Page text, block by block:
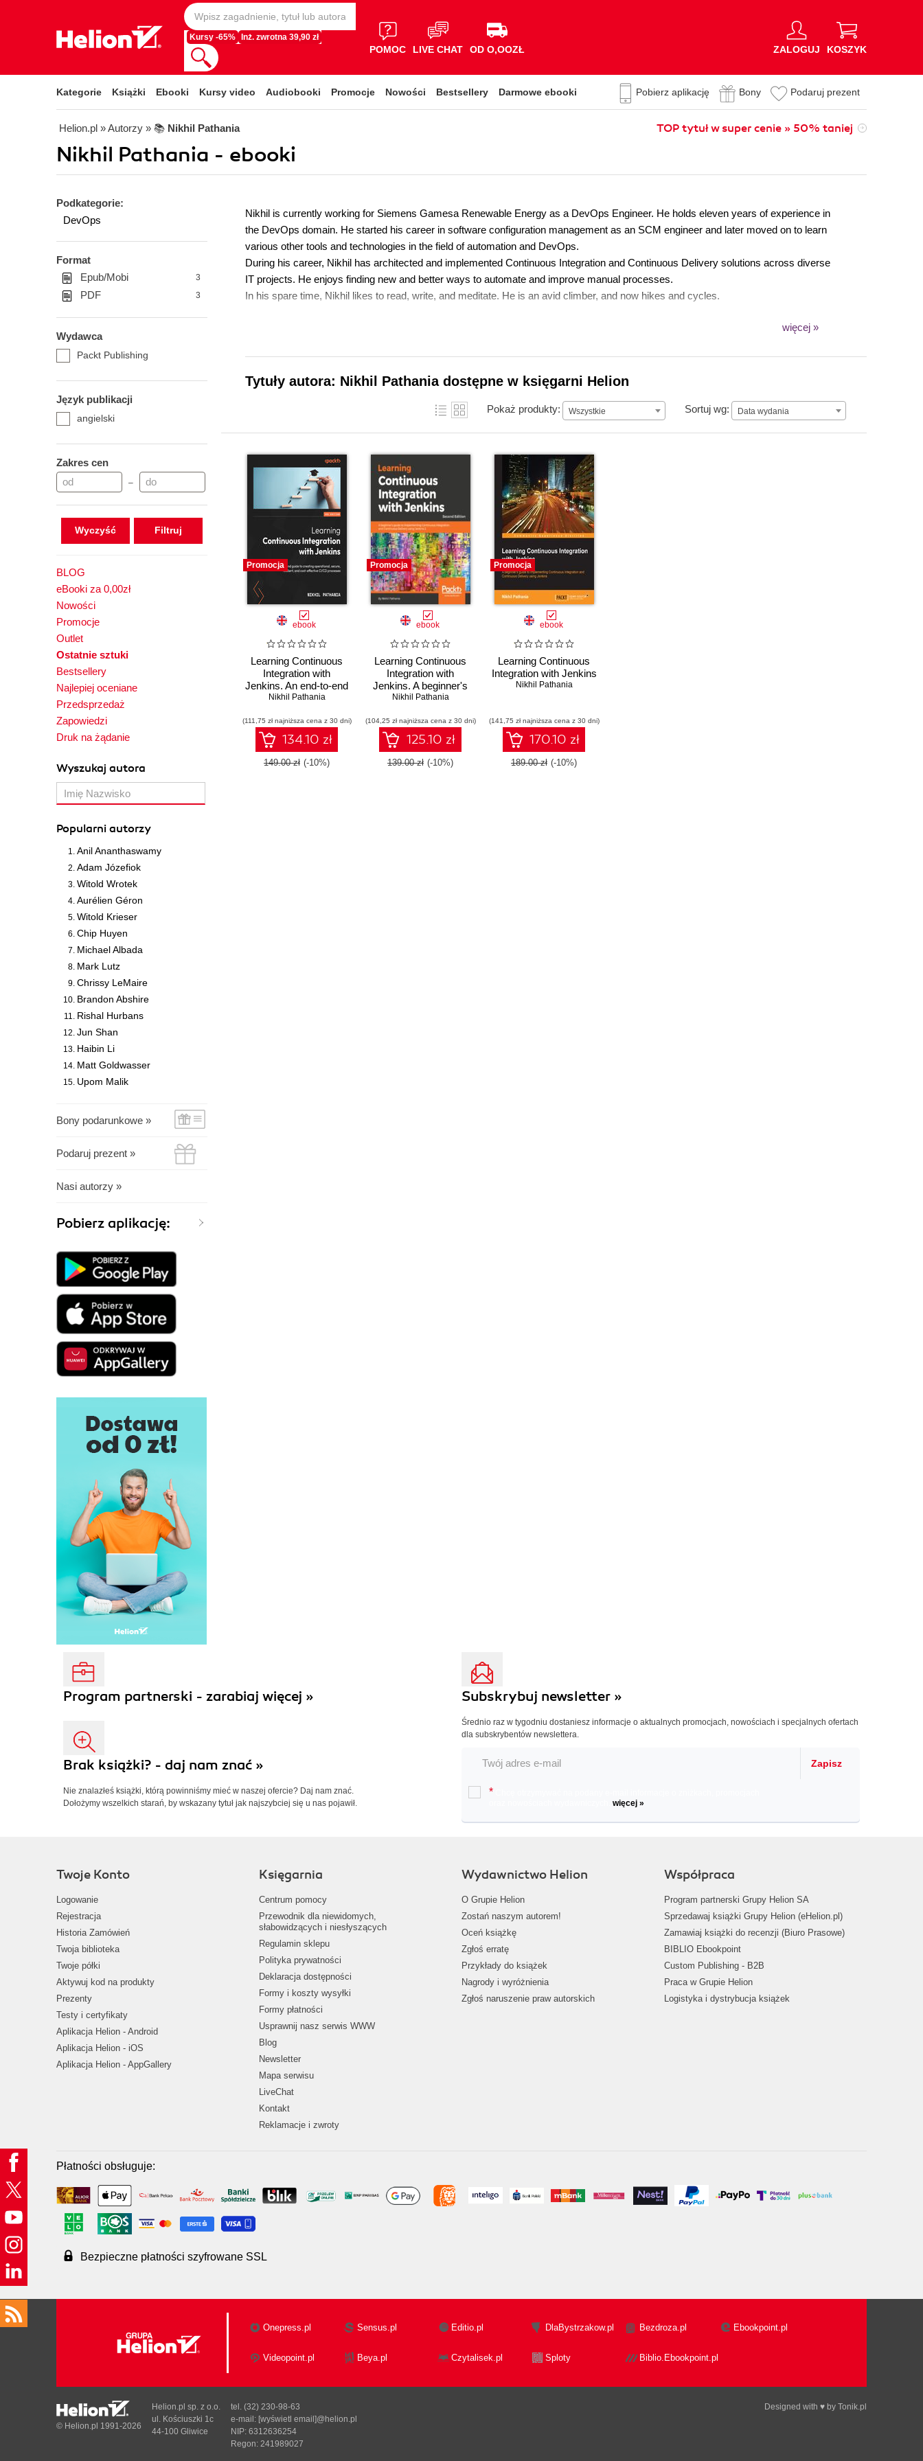
Kursy -65% Inż. zwrotna 39,90 zł
POMOC LIVE CHAT OD O,OOZŁ ZALOGUJ KOSZYK
Kategorie Książki Ebooki Kursy video Audiobooki Promocje Nowości Bestsellery Darmowe ebooki Pobierz aplikację Bony Podaruj prezent
Helion.pl » Autorzy » 📚 Nikhil Pathania TOP tytuł w super cenie » 50% taniej
Nikhil Pathania - ebooki
Podkategorie:
DevOps
Format
Epub/Mobi
3
PDF 3
Wydawca
Packt Publishing
Język publikacji
angielski
Zakres cen
–
Wyczyść
BLOG
eBooki za 0,00zł
Nowości
Promocje
Outlet
Ostatnie sztuki
Bestsellery
Najlepiej oceniane
Przedsprzedaż
Zapowiedzi
Druk na żądanie
Wyszukaj autora
Popularni autorzy
Anil Ananthaswamy
Adam Józefiok
Witold Wrotek
Aurélien Géron
Witold Krieser
Chip Huyen
Michael Albada
Mark Lutz
Chrissy LeMaire
Brandon Abshire
Rishal Hurbans
Jun Shan
Haibin Li
Matt Goldwasser
Upom Malik
Bony podarunkowe »
Podaruj prezent »
Nasi autorzy »
Pobierz aplikację:
Nikhil is currently working for Siemens Gamesa Renewable Energy as a DevOps Engineer. He holds eleven years of experience in
the DevOps domain. He started his career in software configuration management as an SCM engineer and later moved on to learn
various other tools and technologies in the field of automation and DevOps.
During his career, Nikhil has architected and implemented Continuous Integration and Continuous Delivery solutions across diverse
IT projects. He enjoys finding new and better ways to automate and improve manual processes.
In his spare time, Nikhil likes to read, write, and meditate. He is an avid climber, and now hikes and cycles.
więcej »
Tytuły autora: Nikhil Pathania dostępne w księgarni Helion
Pokaż produkty: Wszystkie Sortuj wg: Data wydania
Data wydania
Promocja
ebook
Learning Continuous
Integration with
Jenkins. An end-to-end
guide to creating
resilient, and cost-
effective CI/CD
processes - Third
Edition
Nikhil Pathania
(111,75 zł najniższa cena z 30 dni)
134.10 zł
149.00 zł (-10%)
Promocja
ebook
Learning Continuous
Integration with
Jenkins. A beginner's
guide to implementing
and Continuous
Delivery using Jenkins
2 - Second Edition
Nikhil Pathania
(104,25 zł najniższa cena z 30 dni)
125.10 zł
139.00 zł (-10%)
Promocja
ebook
Learning Continuous
Integration with Jenkins
Nikhil Pathania
(141,75 zł najniższa cena z 30 dni)
170.10 zł
189.00 zł (-10%)
Program partnerski - zarabiaj więcej »
Brak książki? - daj nam znać »
Nie znalazłeś książki, którą powinniśmy mieć w naszej ofercie? Daj nam znać.
Dołożymy wszelkich starań, by wskazany tytuł jak najszybciej się u nas pojawił.
Subskrybuj newsletter »
Średnio raz w tygodniu dostaniesz informacje o aktualnych promocjach, nowościach i specjalnych ofertach
dla subskrybentów newslettera.
Zapisz
*
więcej »
Twoje Konto
Logowanie
Rejestracja
Historia Zamówień
Twoja biblioteka
Twoje półki
Aktywuj kod na produkty
Prezenty
Testy i certyfikaty
Aplikacja Helion - Android
Aplikacja Helion - iOS
Aplikacja Helion - AppGallery
Księgarnia
Centrum pomocy
Przewodnik dla niewidomych,
słabowidzących i niesłyszących
Regulamin sklepu
Polityka prywatności
Deklaracja dostępności
Formy i koszty wysyłki
Formy płatności
Usprawnij nasz serwis WWW
Blog
Newsletter
Mapa serwisu
LiveChat
Kontakt
Reklamacje i zwroty
Wydawnictwo Helion
O Grupie Helion
Zostań naszym autorem!
Oceń książkę
Zgłoś erratę
Przykłady do książek
Nagrody i wyróżnienia
Zgłoś naruszenie praw autorskich
Współpraca
Program partnerski Grupy Helion SA
Sprzedawaj książki Grupy Helion (eHelion.pl)
Zamawiaj książki do recenzji (Biuro Prasowe)
BIBLIO Ebookpoint
Custom Publishing - B2B
Praca w Grupie Helion
Logistyka i dystrybucja książek
Płatności obsługuje:
Bezpieczne płatności szyfrowane SSL
Onepress.pl Sensus.pl Editio.pl DlaBystrzakow.pl Bezdroza.pl Ebookpoint.pl
Videopoint.pl Beya.pl Czytalisek.pl Sploty Biblio.Ebookpoint.pl
Designed with ♥ by Tonik.pl
© Helion.pl 1991-2026
Helion.pl sp. z o.o.
ul. Kościuszki 1c
44-100 Gliwice
tel. (32) 230-98-63
e-mail: [wyświetl email]@helion.pl
NIP: 6312636254
Regon: 241989027